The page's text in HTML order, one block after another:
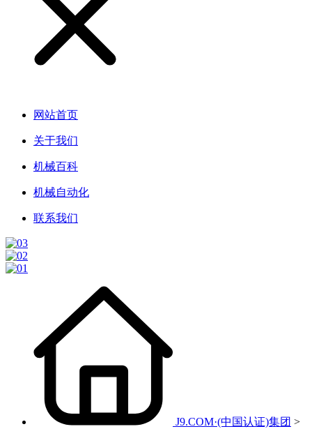
网站首页
关于我们
机械百科
机械自动化
联系我们
J9.COM·(中国认证)集团 >